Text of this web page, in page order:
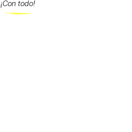
¡Con todo!